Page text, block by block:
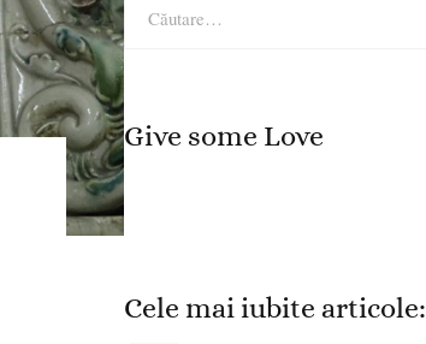
după:
Give some Love
Cele mai iubite articole: